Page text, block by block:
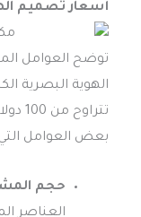
أسعار تصميم
توضح العوامل
الهوية البصرية
بعض العوامل
حجم
العناصر